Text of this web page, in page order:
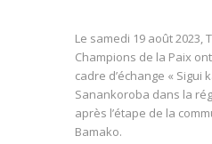
Le samedi 19 août 2023,
Champions de la Paix
cadre d’échange « Sigui
Sanankoroba dans la
après l’étape de la
Bamako.